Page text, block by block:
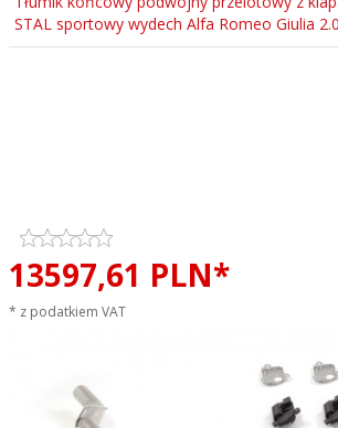
STAL sportowy wydech Alfa Romeo Giulia
13597,61 PLN*
* z podatkiem VAT